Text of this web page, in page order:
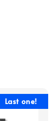
Last one!